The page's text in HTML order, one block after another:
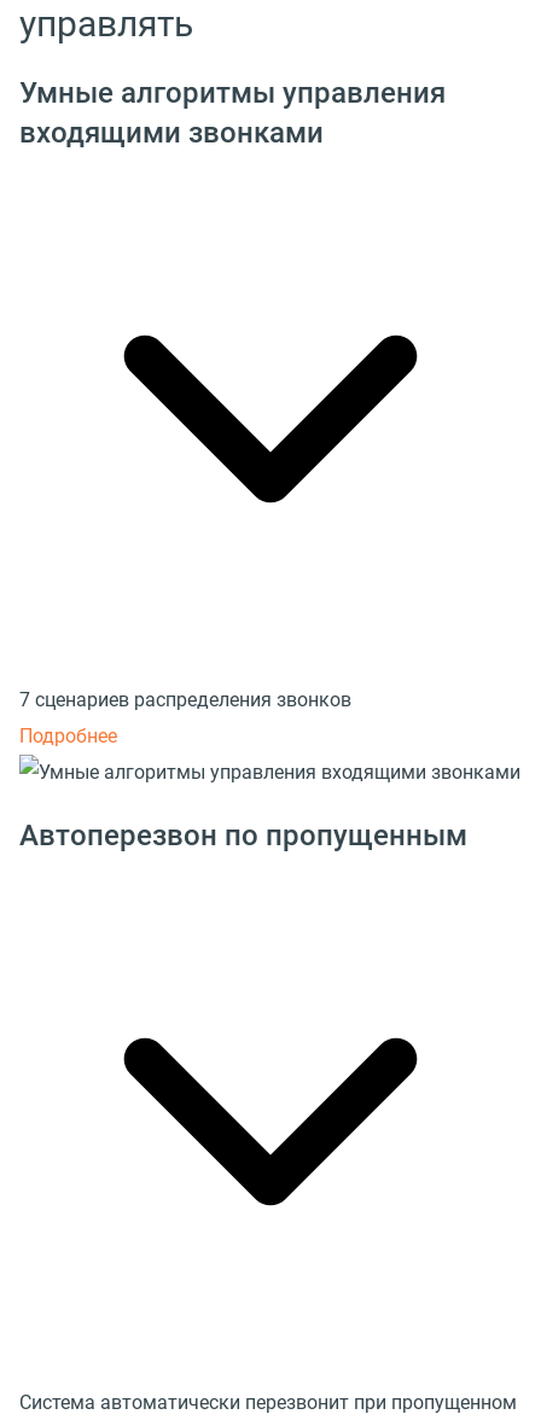
управлять
Умные алгоритмы управления
входящими звонками
7 сценариев распределения звонков
Подробнее
Автоперезвон по пропущенным
Система автоматически перезвонит при пропущенном